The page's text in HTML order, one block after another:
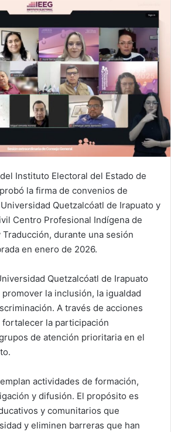
Instituto Electoral del Estado de
la firma de convenios de
Quetzalcóatl de Irapuato y
Centro Profesional Indígena de
durante una sesión
en enero de 2026.
Quetzalcóatl de Irapuato
la inclusión, la igualdad
A través de acciones
la participación
de atención prioritaria en el
actividades de formación,
y difusión. El propósito es
y comunitarios que
y eliminen barreras que han